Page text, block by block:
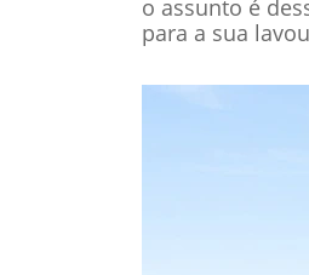
o assunto é
para a sua